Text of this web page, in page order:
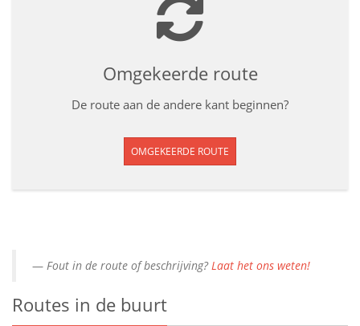
Omgekeerde route
De route aan de andere kant beginnen?
OMGEKEERDE ROUTE
Fout in de route of beschrijving?Laat het ons weten!
Routes in de buurt